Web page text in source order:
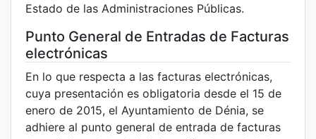
Estado de las Administraciones Públicas.
Punto General de Entradas de Facturas
electrónicas
En lo que respecta a las facturas electrónicas,
cuya presentación es obligatoria desde el 15 de
enero de 2015, el Ayuntamiento de Dénia, se
adhiere al punto general de entrada de facturas